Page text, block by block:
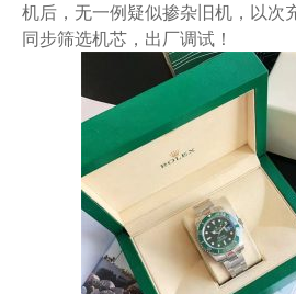
机后，无一例疑似掺杂旧机，以次
同步筛选机芯，出厂调试！